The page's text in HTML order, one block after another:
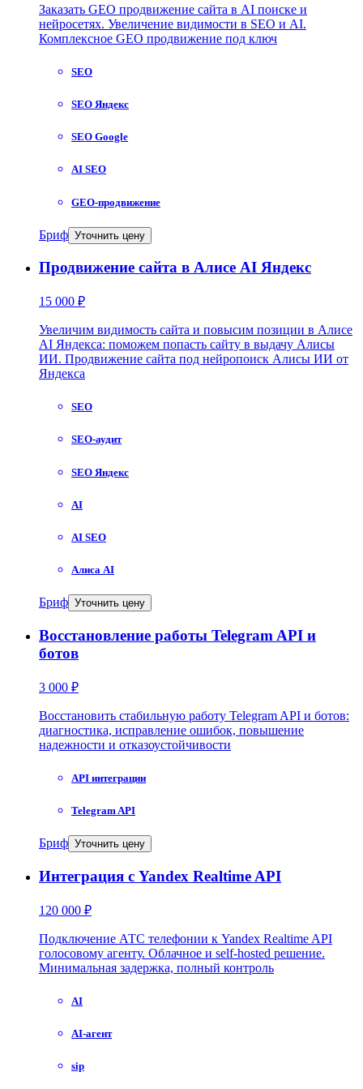
Заказать GEO продвижение сайта в AI поиске и
нейросетях. Увеличение видимости в SEO и AI.
Комплексное GEO продвижение под ключ
SEO
SEO Яндекс
SEO Google
AI SEO
GEO-продвижение
Бриф Уточнить цену
Продвижение сайта в Алисе AI Яндекс
15 000 ₽
Увеличим видимость сайта и повысим позиции в Алисе
AI Яндекса: поможем попасть сайту в выдачу Алисы
ИИ. Продвижение сайта под нейропоиск Алисы ИИ от
Яндекса
SEO
SEO-аудит
SEO Яндекс
AI
AI SEO
Алиса AI
Бриф Уточнить цену
Восстановление работы Telegram API и
ботов
3 000 ₽
Восстановить стабильную работу Telegram API и ботов:
диагностика, исправление ошибок, повышение
надежности и отказоустойчивости
API интеграции
Telegram API
Бриф Уточнить цену
Интеграция с Yandex Realtime API
120 000 ₽
Подключение АТС телефонии к Yandex Realtime API
голосовому агенту. Облачное и self-hosted решение.
Минимальная задержка, полный контроль
AI
AI-агент
sip